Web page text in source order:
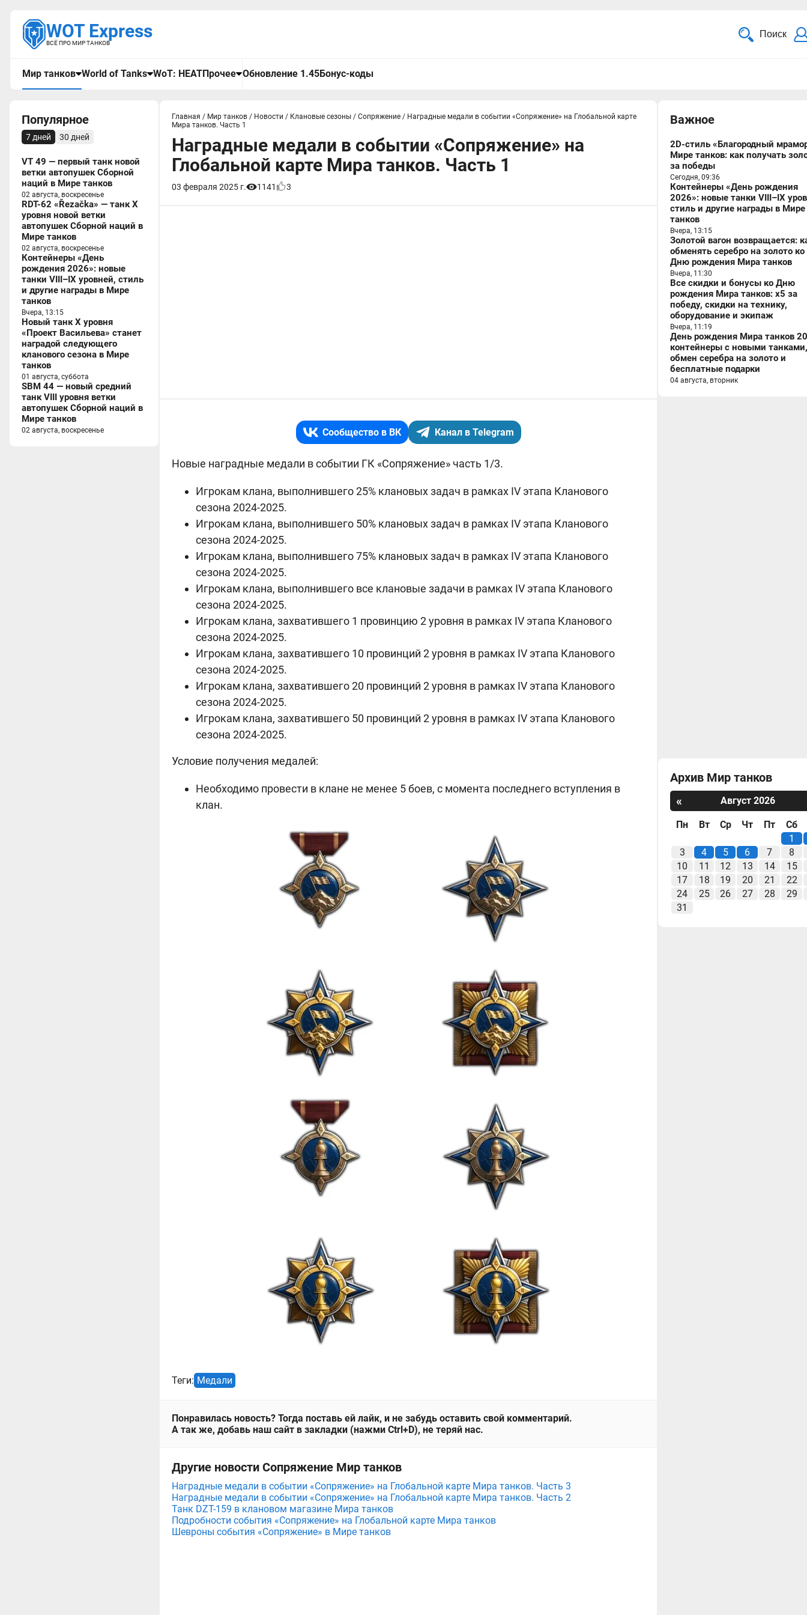
WOT Express
ВСЁ ПРО МИР ТАНКОВ
Поиск
Мир танков World of Tanks WoT: HEATПрочее Обновление 1.45Бонус-коды
Популярное
7 дней 30 дней
VT 49 — первый танк новой
ветки автопушек Сборной
наций в Мире танков
02 августа, воскресенье
RDT-62 «Řezačka» — танк X
уровня новой ветки
автопушек Сборной наций в
Мире танков
02 августа, воскресенье
Контейнеры «День
рождения 2026»: новые
танки VIII–IX уровней, стиль
и другие награды в Мире
танков
Вчера, 13:15
Новый танк X уровня
«Проект Васильева» станет
наградой следующего
кланового сезона в Мире
танков
01 августа, суббота
SBM 44 — новый средний
танк VIII уровня ветки
автопушек Сборной наций в
Мире танков
02 августа, воскресенье
Главная / Мир танков / Новости / Клановые сезоны / Сопряжение / Наградные медали в событии «Сопряжение» на Глобальной карте
Мира танков. Часть 1
Наградные медали в событии «Сопряжение» на
Глобальной карте Мира танков. Часть 1
03 февраля 2025 г. 1141 3
Сообщество в ВК Канал в Telegram
Новые наградные медали в событии ГК «Сопряжение» часть 1/3.
Игрокам клана, выполнившего 25% клановых задач в рамках IV этапа Кланового
сезона 2024-2025.
Игрокам клана, выполнившего 50% клановых задач в рамках IV этапа Кланового
сезона 2024-2025.
Игрокам клана, выполнившего 75% клановых задач в рамках IV этапа Кланового
сезона 2024-2025.
Игрокам клана, выполнившего все клановые задачи в рамках IV этапа Кланового
сезона 2024-2025.
Игрокам клана, захватившего 1 провинцию 2 уровня в рамках IV этапа Кланового
сезона 2024-2025.
Игрокам клана, захватившего 10 провинций 2 уровня в рамках IV этапа Кланового
сезона 2024-2025.
Игрокам клана, захватившего 20 провинций 2 уровня в рамках IV этапа Кланового
сезона 2024-2025.
Игрокам клана, захватившего 50 провинций 2 уровня в рамках IV этапа Кланового
сезона 2024-2025.
Условие получения медалей:
Необходимо провести в клане не менее 5 боев, с момента последнего вступления в
клан.
Теги: Медали
Понравилась новость? Тогда поставь ей лайк, и не забудь оставить свой комментарий.
А так же, добавь наш сайт в закладки (нажми Ctrl+D), не теряй нас.
Другие новости Сопряжение Мир танков
Наградные медали в событии «Сопряжение» на Глобальной карте Мира танков. Часть 3
Наградные медали в событии «Сопряжение» на Глобальной карте Мира танков. Часть 2
Танк DZT-159 в клановом магазине Мира танков
Подробности события «Сопряжение» на Глобальной карте Мира танков
Шевроны события «Сопряжение» в Мире танков
Важное
2D-стиль «Благородный
Мире танков: как получать
за победы
Сегодня, 09:36
Контейнеры «День рождения
2026»: новые танки VIII–IX
стиль и другие награды в Мире
танков
Вчера, 13:15
Золотой вагон возвращается:
обменять серебро на золото ко
Дню рождения Мира танков
Вчера, 11:30
Все скидки и бонусы ко Дню
рождения Мира танков: x5 за
победу, скидки на технику,
оборудование и экипаж
Вчера, 11:19
День рождения Мира танков
контейнеры с новыми танками,
обмен серебра на золото и
бесплатные подарки
04 августа, вторник
Архив Мир танков
«
Август 2026
Пн Вт Ср Чт Пт
Сб
1
3
4 5 6 7
8
10
11 12 13 14
15
17
18 19 20 21
22
24
25 26 27 28
29
31